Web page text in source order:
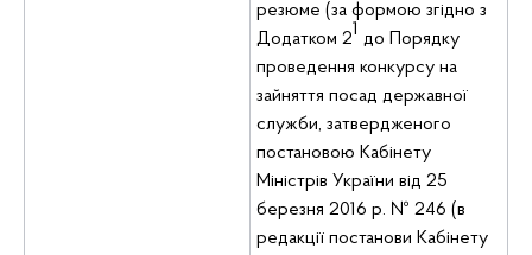
резюме (за формою згідно з
Додатком 21 до Порядку
проведення конкурсу на
зайняття посад державної
служби, затвердженого
постановою Кабінету
Міністрів України від 25
березня 2016 р. № 246 (в
редакції постанови Кабінету